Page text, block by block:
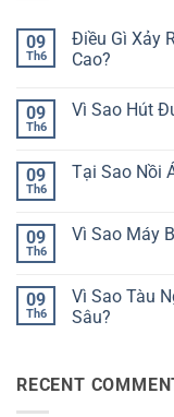
09
Th6
Điều Gì Xảy
Cao?
bình
Gì
Xảy
Cơ
Thể
Suất
Cao?
09
Th6
Vì Sao Hút
luận
Hút
Ống
Hút?
09
Th6
Tại Sao Nồi
bình
luận
Nồi
Áp
Suất
Nhanh
Hơn?
09
Th6
Vì Sao Máy
bình
luận
ở
Vì
Không
09
Th6
Vì Sao Tàu
Sâu?
luận
RECENT